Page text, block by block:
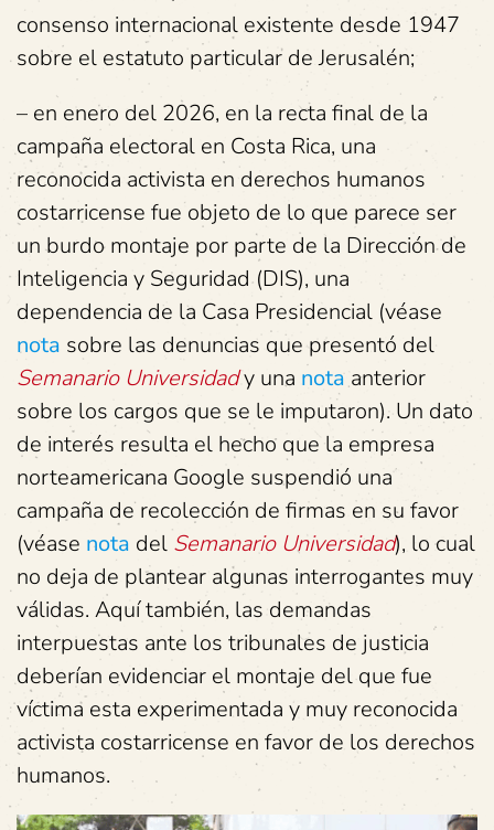
consenso internacional existente desde 1947
sobre el estatuto particular de Jerusalén;
– en enero del 2026, en la recta final de la
campaña electoral en Costa Rica, una
reconocida activista en derechos humanos
costarricense fue objeto de lo que parece ser
un burdo montaje por parte de la Dirección de
Inteligencia y Seguridad (DIS), una
dependencia de la Casa Presidencial (véase
nota sobre las denuncias que presentó del
Semanario Universidady una notaanterior
sobre los cargos que se le imputaron). Un dato
de interés resulta el hecho que la empresa
norteamericana Google suspendió una
campaña de recolección de firmas en su favor
(véase nota del Semanario Universidad), lo cual
no deja de plantear algunas interrogantes muy
válidas. Aquí también, las demandas
interpuestas ante los tribunales de justicia
deberían evidenciar el montaje del que fue
víctima esta experimentada y muy reconocida
activista costarricense en favor de los derechos
humanos.